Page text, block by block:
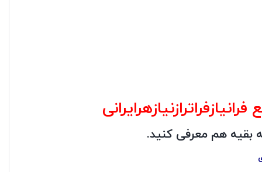
بقیه هم معرفی کنید.